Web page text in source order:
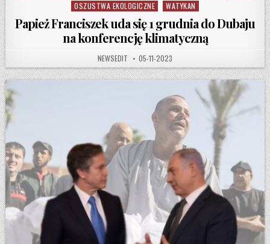
OSZUSTWA EKOLOGICZNE
WATYKAN
Papież Franciszek uda się 1 grudnia do Dubaju
na konferencję klimatyczną
AUTHOR:
NEWSEDIT PUBLISHED DATE:
05-11-2023